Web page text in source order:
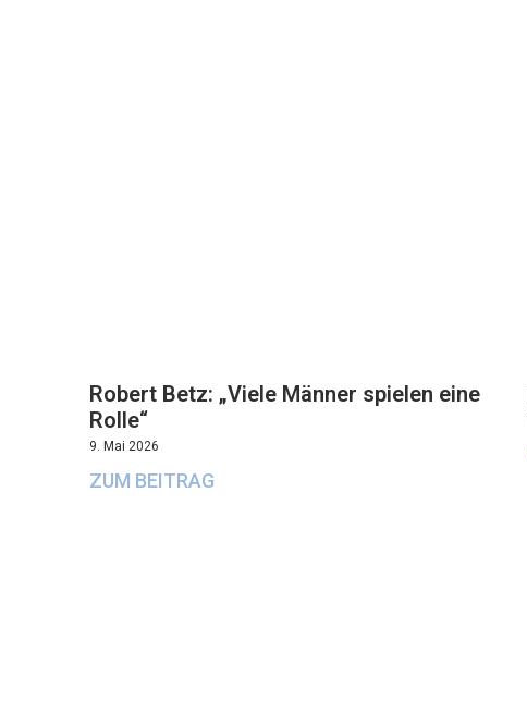
Robert Betz: „Viele Männer spielen eine
Rolle“
9. Mai 2026
ZUM BEITRAG